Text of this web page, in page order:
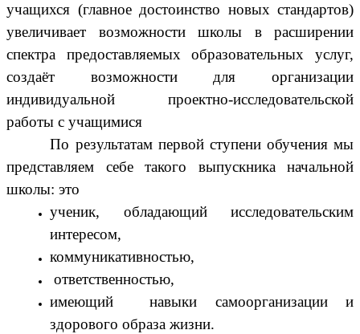
учащихся (главное достоинство новых стандартов)
увеличивает возможности школы в расширении
спектра предоставляемых образовательных услуг,
создаёт возможности для организации
индивидуальной проектно-исследовательской
работы с учащимися
результатам первой ступени обучения мы
представляем себе такого выпускника начальной
школы: это
ученик, обладающий исследовательским
интересом,
коммуникативностью,
ответственностью,
имеющий навыки самоорганизации и
здорового образа жизни.